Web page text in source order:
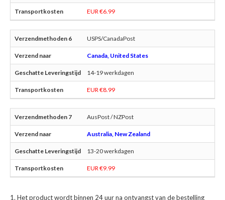
EUR €6.99
USPS/CanadaPost
Canada, United States
14-19 werkdagen
EUR €8.99
AusPost / NZPost
Australia, New Zealand
13-20 werkdagen
EUR €9.99
Het product wordt binnen 24 uur na ontvangst van de bestelling